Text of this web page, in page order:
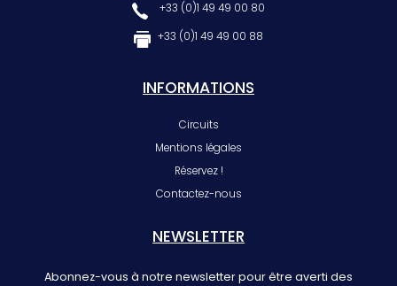
+33 (0)1 49 49 00 80
+33 (0)1 49 49 00 88
INFORMATIONS
Circuits
Mentions légales
Réservez !
Contactez-nous
NEWSLETTER
Abonnez-vous à notre newsletter pour être averti des